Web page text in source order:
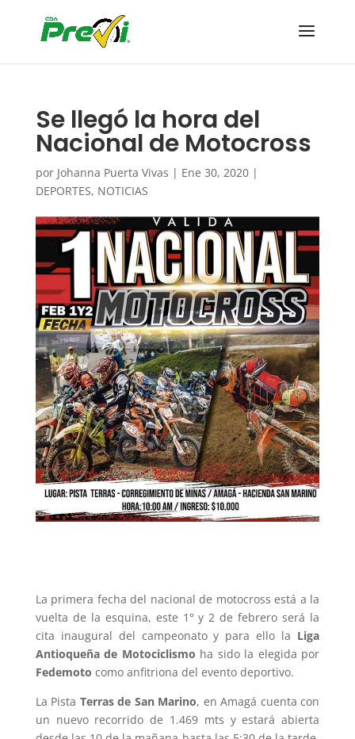
Se llegó la hora del
Nacional de Motocross
por Johanna Puerta Vivas | Ene 30, 2020|
DEPORTES, NOTICIAS
La primera fecha del nacional de motocross está a la
vuelta de la esquina, este 1° y 2 de febrero será la
cita inaugural del campeonato y para ello la Liga
Antioqueña de Motociclismo ha sido la elegida por
Fedemoto como anfitriona del evento deportivo.
La Pista Terras de San Marino, en Amagá cuenta con
un nuevo recorrido de 1.469 mts y estará abierta